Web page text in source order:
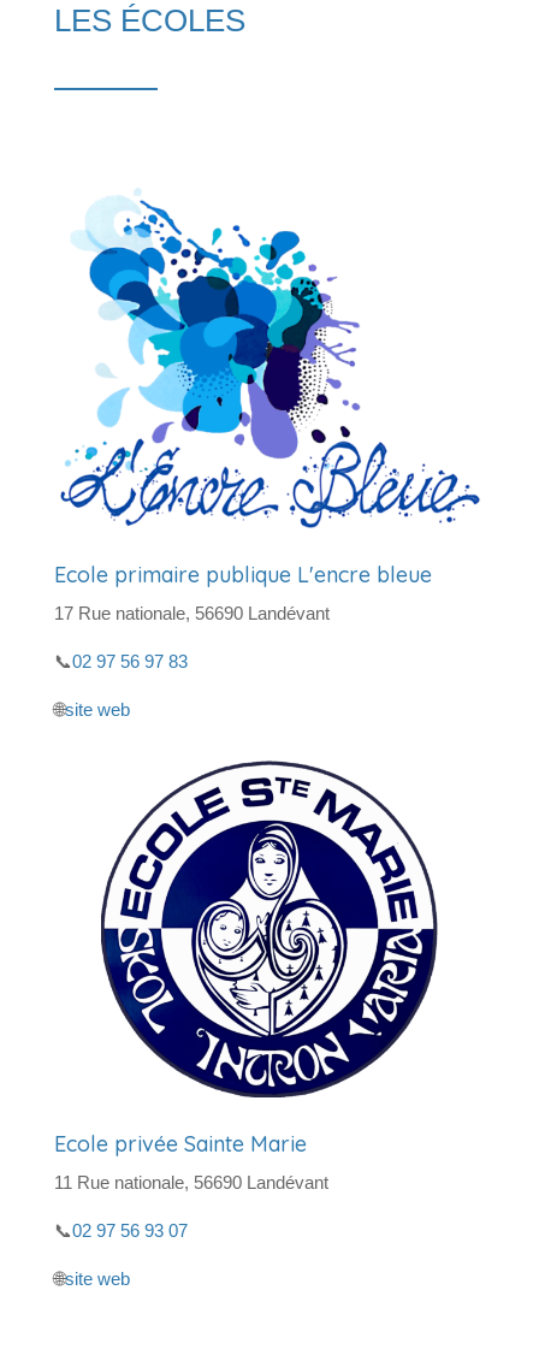
LES ÉCOLES
Ecole primaire publique L'encre bleue
17 Rue nationale, 56690 Landévant
📞02 97 56 97 83
🌐site web
Ecole privée Sainte Marie
11 Rue nationale, 56690 Landévant
📞02 97 56 93 07
🌐site web